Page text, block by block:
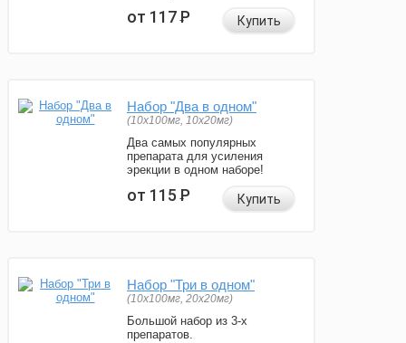
от 117Р Купить
Набор "Два в одном"
(10x100мг, 10x20мг)
Два самых популярных
препарата для усиления
эрекции в одном наборе!
от 115Р Купить
Набор "Три в одном"
(10x100мг, 20x20мг)
Большой набор из 3-х
препаратов.